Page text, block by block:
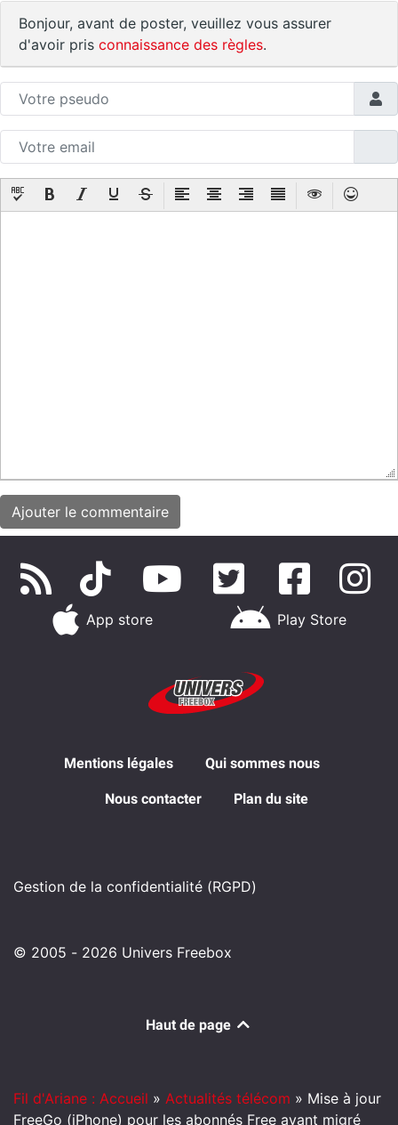
Bonjour, avant de poster, veuillez vous assurer
d'avoir pris connaissance des règles.
App store Play Store
Mentions légales Qui sommes nous
Nous contacter Plan du site
Gestion de la confidentialité (RGPD)
© 2005 - 2026 Univers Freebox
Haut de page
Fil d'Ariane : Accueil » Actualités télécom » Mise à jour
FreeGo (iPhone) pour les abonnés Free ayant migré